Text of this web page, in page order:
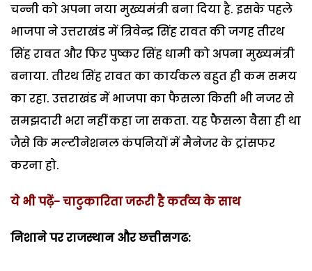
चन्नी को अपना नया मुख्यमंत्री बना दिया है. इसके पहले
भाजपा ने उत्तराखंड में त्रिवेन्द्र सिंह रावत की जगह तीरथ
सिंह रावत और फिर पुष्कर सिंह धामी को अपना मुख्यमंत्री
बनाया. तीरथ सिंह रावत का कार्यकल बहुत ही कम समय
का रहा. उत्तराखंड में भाजपा का फैसला किसी भी नजर से
समझदारी भरा नहीं कहा जा सकता. यह फैसला वैसा ही था
जैसे कि मल्टीनेशनल कंपनियों में मैनेजर के ट्रांसफर
करना हो.
ये भी पढ़ें- चाटुकारिता जरूरी है कर्तव्य के साथ
निशाने पर राजस्थान और छत्तीसगढ: